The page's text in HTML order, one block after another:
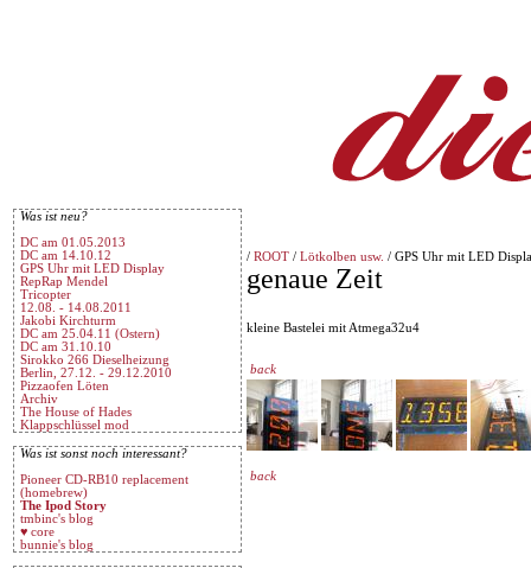
Was ist neu?
DC am 01.05.2013
DC am 14.10.12
GPS Uhr mit LED Display
RepRap Mendel
Tricopter
12.08. - 14.08.2011
Jakobi Kirchturm
DC am 25.04.11 (Ostern)
DC am 31.10.10
Sirokko 266 Dieselheizung
Berlin, 27.12. - 29.12.2010
Pizzaofen Löten
Archiv
The House of Hades
Klappschlüssel mod
Was ist sonst noch interessant?
Pioneer CD-RB10 replacement
(homebrew)
The Ipod Story
tmbinc's blog
♥ core
bunnie's blog
/ ROOT / Lötkolben usw. / GPS Uhr mit LED
genaue Zeit
kleine Bastelei mit Atmega32u4
back
back